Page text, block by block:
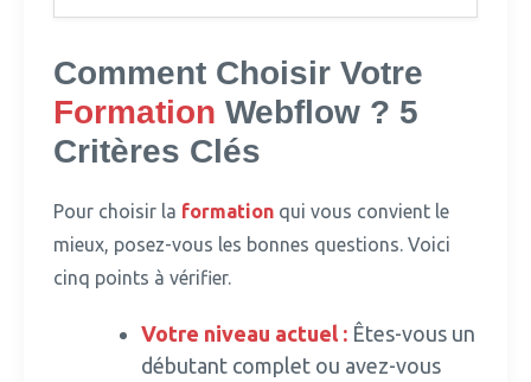
Comment Choisir Votre
Formation Webflow ? 5
Critères Clés
Pour choisir la formation qui vous convient le
mieux, posez-vous les bonnes questions. Voici
cinq points à vérifier.
Votre niveau actuel : Êtes-vous un
débutant complet ou avez-vous